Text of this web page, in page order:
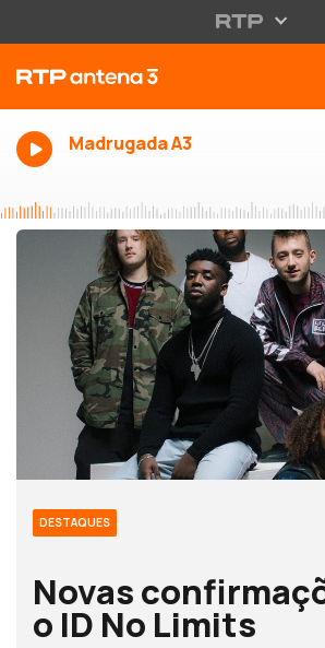
Madrugada A3
DESTAQUES
Novas
o ID No Limits